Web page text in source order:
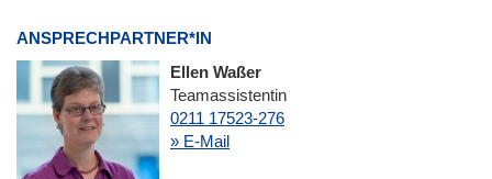
ANSPRECHPARTNER*IN
Ellen Waßer
Teamassistentin
0211 17523-276
» E-Mail